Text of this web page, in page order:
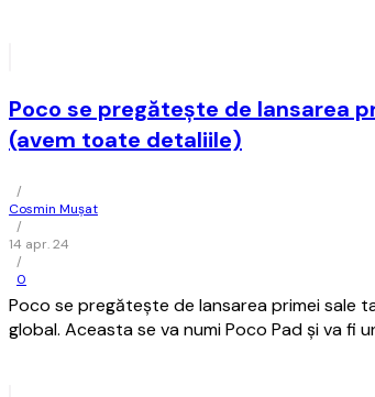
Poco se pregăteşte de lansarea
(avem toate detaliile)
/
Cosmin Mușat
/
14 apr. 24
/
0
Poco se pregăteşte de lansarea primei sale
global. Aceasta se va numi Poco Pad şi va fi